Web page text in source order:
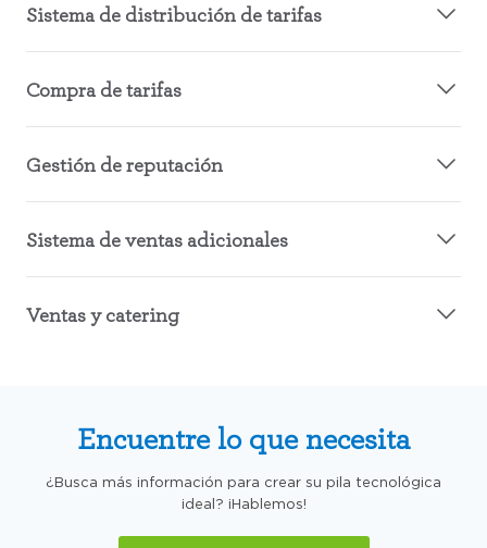
Sistema de distribución de tarifas
Compra de tarifas
Gestión de reputación
Sistema de ventas adicionales
Ventas y catering
Encuentre lo que necesita
¿Busca más información para crear su pila tecnológica
ideal? ¡Hablemos!